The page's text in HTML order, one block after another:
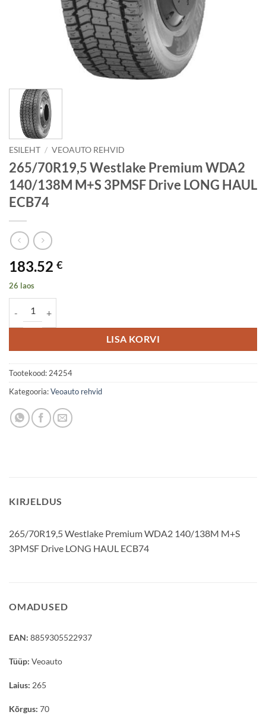
ESILEHT / VEOAUTO REHVID
265/70R19,5 Westlake Premium WDA2
140/138M M+S 3PMSF Drive LONG HAUL
ECB74
183.52 €
26 laos
LISA KORVI
Tootekood: 24254
Kategooria:Veoauto rehvid
KIRJELDUS
265/70R19,5 Westlake Premium WDA2 140/138M M+S
3PMSF Drive LONG HAUL ECB74
OMADUSED
EAN: 8859305522937
Tüüp: Veoauto
Laius: 265
Kõrgus: 70